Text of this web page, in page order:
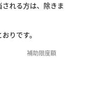
れる方は、除きま
りです。
補助限度額